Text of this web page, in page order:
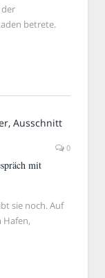
der
betrete.
0
mit
sie noch. Auf
Hafen,